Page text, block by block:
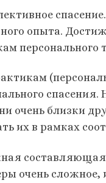
опыта.
персонального
очень близки
их в рамках
очень